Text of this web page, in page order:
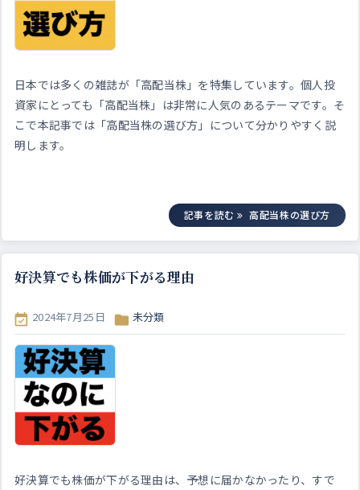
日本では多くの雑誌が「高配当株」を特集しています。個人投
資家にとっても「高配当株」は非常に人気のあるテーマです。そ
こで本記事では「高配当株の選び方」について分かりやすく説
明します。
記事を読む 高配当株の選び方
好決算でも株価が下がる理由
 2024年7月25日  未分類
好決算でも株価が下がる理由は、予想に届かなかったり、すで